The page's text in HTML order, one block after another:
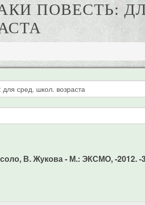
ПОВЕСТЬ:
В. Жукова - М.: ЭКСМО, -2012. -